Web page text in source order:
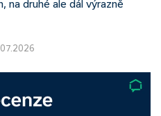
na druhé ale dál výrazně